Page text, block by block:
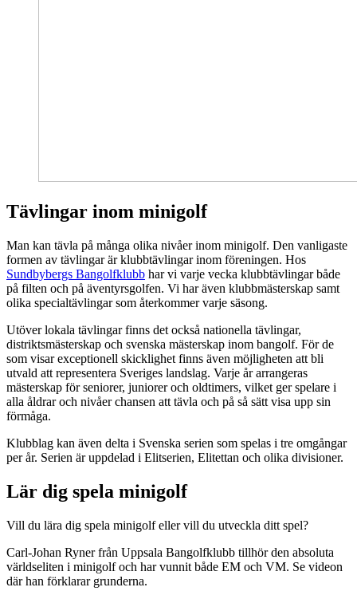
Tävlingar inom minigolf
Man kan tävla på många olika nivåer inom minigolf. Den vanligaste
formen av tävlingar är klubbtävlingar inom föreningen. Hos
Sundbybergs Bangolfklubb har vi varje vecka klubbtävlingar både
på filten och på äventyrsgolfen. Vi har även klubbmästerskap samt
olika specialtävlingar som återkommer varje säsong.
Utöver lokala tävlingar finns det också nationella tävlingar,
distriktsmästerskap och svenska mästerskap inom bangolf. För de
som visar exceptionell skicklighet finns även möjligheten att bli
utvald att representera Sveriges landslag. Varje år arrangeras
mästerskap för seniorer, juniorer och oldtimers, vilket ger spelare i
alla åldrar och nivåer chansen att tävla och på så sätt visa upp sin
förmåga.
Klubblag kan även delta i Svenska serien som spelas i tre omgångar
per år. Serien är uppdelad i Elitserien, Elitettan och olika divisioner.
Lär dig spela minigolf
Vill du lära dig spela minigolf eller vill du utveckla ditt spel?
Carl-Johan Ryner från Uppsala Bangolfklubb tillhör den absoluta
världseliten i minigolf och har vunnit både EM och VM. Se videon
där han förklarar grunderna.